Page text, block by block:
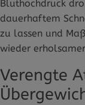
Bluthochdruck
dauerhaftem
zu lassen und
wieder
Verengte